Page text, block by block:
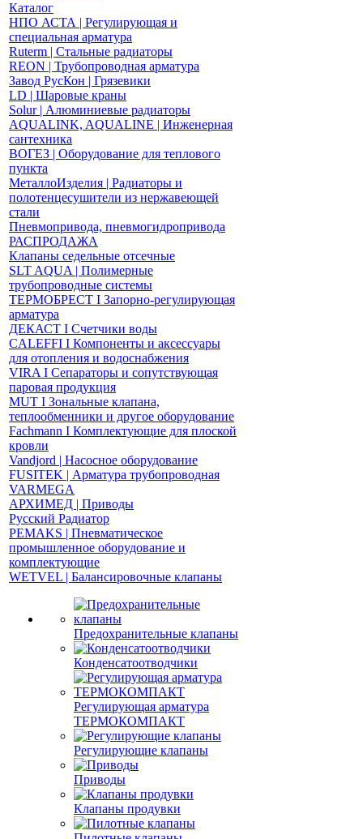
Каталог
НПО АСТА | Регулирующая и
специальная арматура
Ruterm | Стальные радиаторы
REON | Трубопроводная арматура
Завод РусКон | Грязевики
LD | Шаровые краны
Solur | Алюминиевые радиаторы
AQUALINK, AQUALINE | Инженерная
сантехника
ВОГЕЗ | Оборудование для теплового
пункта
МеталлоИзделия | Радиаторы и
полотенцесушители из нержавеющей
стали
Пневмопривода, пневмогидропривода
РАСПРОДАЖА
Клапаны седельные отсечные
SLT AQUA | Полимерные
трубопроводные системы
ТЕРМОБРЕСТ І Запорно-регулирующая
арматура
ДЕКАСТ І Счетчики воды
CALEFFI І Компоненты и аксессуары
для отопления и водоснабжения
VIRA І Сепараторы и сопутствующая
паровая продукция
MUT І Зональные клапана,
теплообменники и другое оборудование
Fachmann І Комплектующие для плоской
кровли
Vandjord | Насосное оборудование
FUSITEK | Арматура трубопроводная
VARMEGA
АРХИМЕД | Приводы
Русский Радиатор
PEMAKS | Пневматическое
промышленное оборудование и
комплектующие
WETVEL | Балансировочные клапаны
Предохранительные клапаны
Конденсатоотводчики
Регулирующая арматура
ТЕРМОКОМПАКТ
Регулирующие клапаны
Приводы
Клапаны продувки